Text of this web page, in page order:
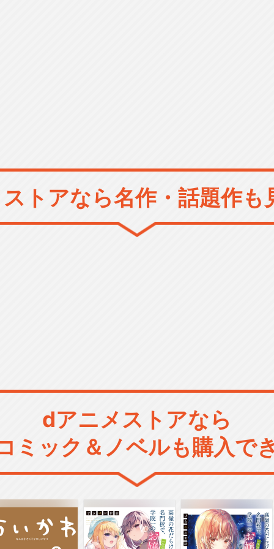
トアなら名作・話題作も
dアニメストアなら
ミック＆ノベルも購入で